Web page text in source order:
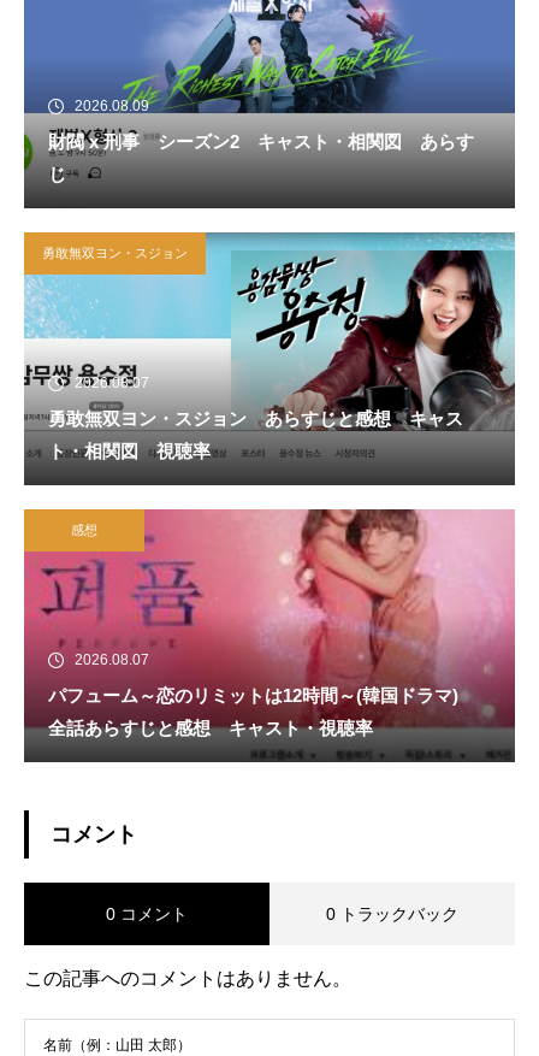
2026.08.09
財閥 x 刑事 シーズン2 キャスト・相関図 あらす
じ
勇敢無双ヨン・スジョン
2026.08.07
勇敢無双ヨン・スジョン あらすじと感想 キャス
ト・相関図 視聴率
感想
2026.08.07
パフューム～恋のリミットは12時間～(韓国ドラマ)
全話あらすじと感想 キャスト・視聴率
コメント
0 コメント 0 トラックバック
この記事へのコメントはありません。
名前（例：山田 太郎）